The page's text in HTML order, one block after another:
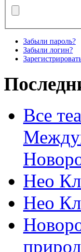
Забыли пароль?
Забыли логин?
Все
Нео
Нео